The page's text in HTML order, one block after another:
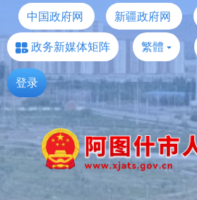
中国政府网 新疆政府网
政务新媒体矩阵
繁體
登录